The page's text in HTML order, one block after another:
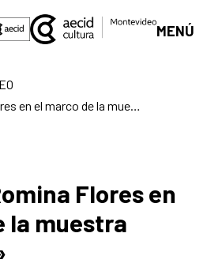
MENÚ
Charla de Romina Flores en el marco de la muestra «Destino 2»
Flores en
la muestra